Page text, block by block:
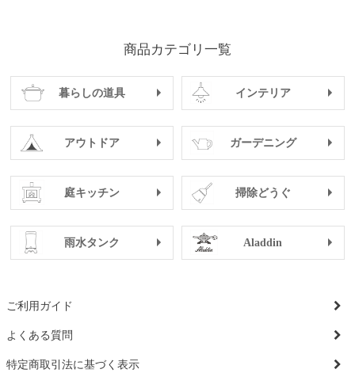
商品カテゴリ一覧
暮らしの道具 インテリア
アウトドア ガーデニング
庭キッチン 掃除どうぐ
雨水タンク Aladdin
ご利用ガイド
よくある質問
特定商取引法に基づく表示